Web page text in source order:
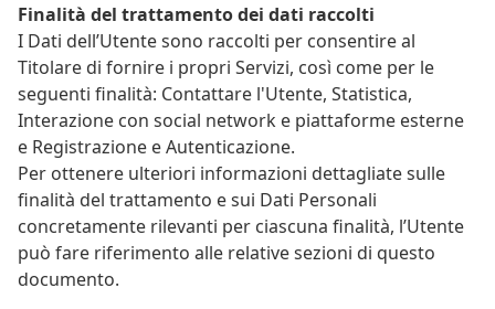
Finalità del trattamento dei dati raccolti
I Dati dell’Utente sono raccolti per consentire al
Titolare di fornire i propri Servizi, così come per le
seguenti finalità: Contattare l'Utente, Statistica,
Interazione con social network e piattaforme esterne
e Registrazione e Autenticazione.
Per ottenere ulteriori informazioni dettagliate sulle
finalità del trattamento e sui Dati Personali
concretamente rilevanti per ciascuna finalità, l’Utente
può fare riferimento alle relative sezioni di questo
documento.